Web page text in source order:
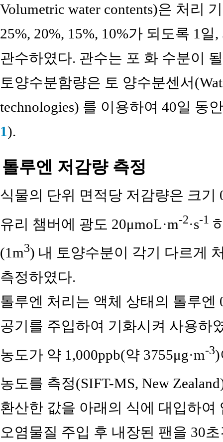
Volumetric water contents)은 처리
25%, 20%, 15%, 10%가 되도록 1
관수하였다. 관수는 포 화 수분이
토양수분함량은 토 양수분센서
technologies) 를 이용하여 40일 동
1).
톨루엔 저감량 측정
식물의 단위 면적당 저감량은 크기
유리 챔버에 광도 20μmoL·m-2·s-1
(1m3) 내 토양수분이 각기 다르게
측정하였다.
톨루엔 처리는 액체 상태의 톨루엔
공기를 주입하여 기화시켜 사용하
농도가 약 1,000ppb(약 3755μg·m-3
농도를 측정(SIFT-MS, New
환산한 값을 아래의 식에 대입하
오염물질 주입 후 내장된 팬을 30